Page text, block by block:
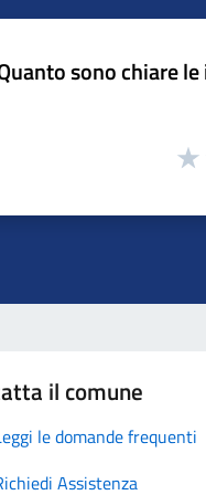
sono chiare
il comune
le domande frequenti
Assistenza